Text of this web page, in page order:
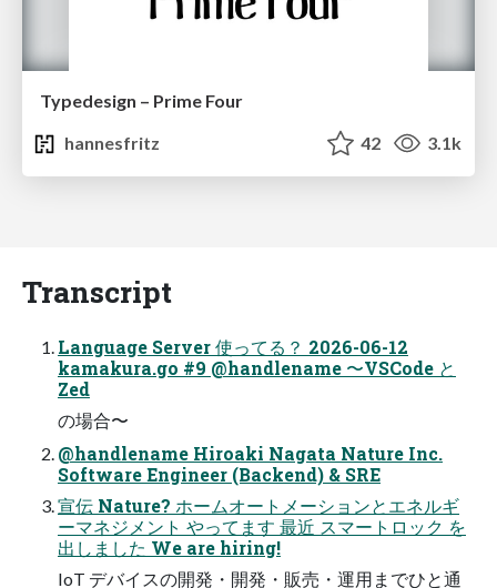
Typedesign – Prime Four
hannesfritz
42 3.1k
Transcript
Language Server 使ってる？ 2026-06-12
kamakura.go #9 @handlename 〜VSCode と
Zed
の場合〜
@handlename Hiroaki Nagata Nature Inc.
Software Engineer (Backend) & SRE
宣伝 Nature? ホームオートメーションとエネルギ
ーマネジメント やってます 最近 スマートロック を
出しました We are hiring!
IoT デバイスの開発・開発・販売・運用までひと通